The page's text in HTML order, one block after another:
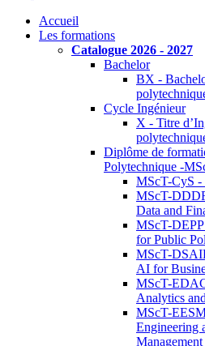
Accueil
Les formations
Catalogue 2026 - 2027
Bachelor
BX -
Cycle Ingénieur
X - Titre
Diplôme de
Polytechnique -
MScT-CyS -
MScT-
Data and
MScT-
for Public
MScT-
AI for
MScT-
Analytics
MScT-
Engineering
Management